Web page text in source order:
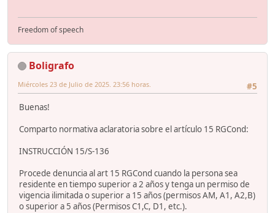
Freedom of speech
Boligrafo
#5
Miércoles 23 de Julio de 2025. 23:56 horas.
Buenas!
Comparto normativa aclaratoria sobre el artículo 15 RGCond:
INSTRUCCIÓN 15/S-136
Procede denuncia al art 15 RGCond cuando la persona sea
residente en tiempo superior a 2 años y tenga un permiso de
vigencia ilimitada o superior a 15 años (permisos AM, A1, A2,B)
o superior a 5 años (Permisos C1,C, D1, etc.).